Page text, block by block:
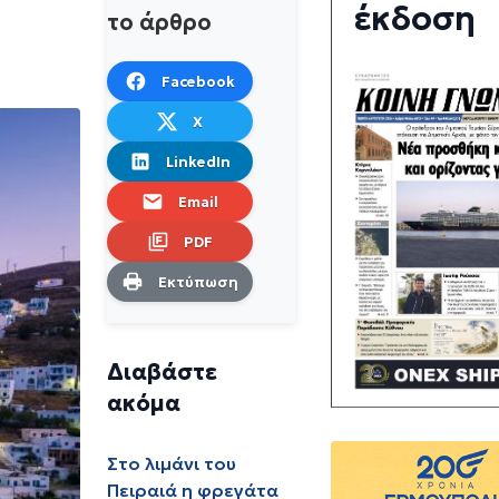
το άρθρο
Facebook
X
LinkedIn
Email
PDF
Εκτύπωση
Διαβάστε
ακόμα
Στο λιμάνι του
Πειραιά η φρεγάτα
έκδοση